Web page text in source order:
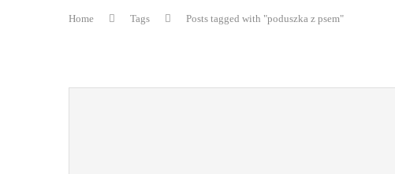
Home Tags Posts tagged with "poduszka z psem"